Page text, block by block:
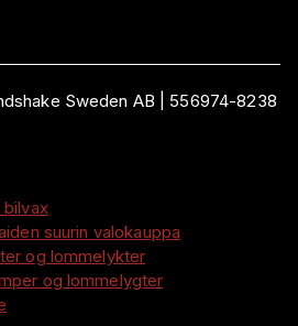
Sweden AB
556974-8238
suurin valokauppa
og lommelykter
og lommelygter